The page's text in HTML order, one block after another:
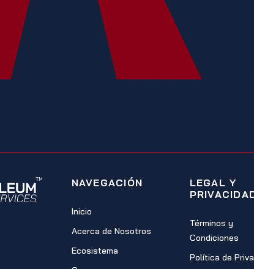
NAVEGACIÓN
Inicio
Acerca de Nosotros
Ecosistema
LEGAL Y
Términos y
Condiciones
Política de